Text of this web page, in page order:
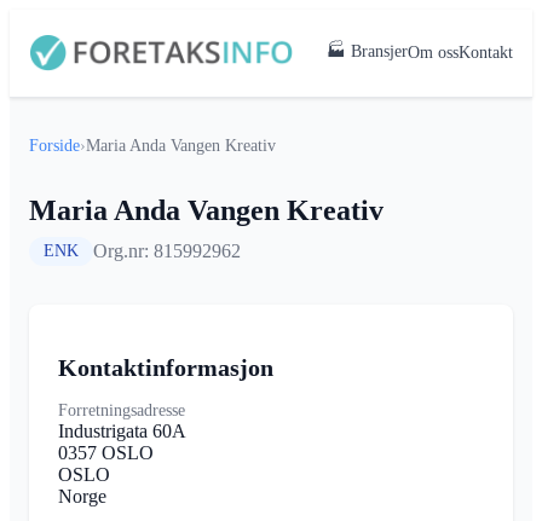
🏭 BransjerOm ossKontakt
Forside›Maria Anda Vangen Kreativ
Maria Anda Vangen Kreativ
ENK Org.nr: 815992962
Kontaktinformasjon
Forretningsadresse
Industrigata 60A
0357 OSLO
OSLO
Norge